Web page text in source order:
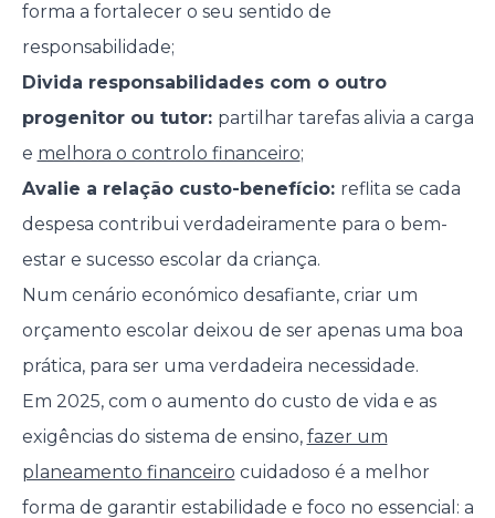
forma a fortalecer o seu sentido de
responsabilidade;
Divida responsabilidades com o outro
progenitor ou tutor: partilhar tarefas alivia a carga
e melhora o controlo financeiro;
Avalie a relação custo-benefício: reflita se cada
despesa contribui verdadeiramente para o bem-
estar e sucesso escolar da criança.
Num cenário económico desafiante, criar um
orçamento escolar deixou de ser apenas uma boa
prática, para ser uma verdadeira necessidade.
Em 2025, com o aumento do custo de vida e as
exigências do sistema de ensino, fazer um
planeamento financeiro cuidadoso é a melhor
forma de garantir estabilidade e foco no essencial: a